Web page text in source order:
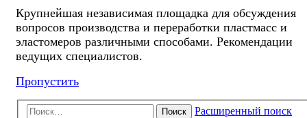
Крупнейшая независимая площадка для обсуждения
вопросов производства и переработки пластмасс и
эластомеров различными способами. Рекомендации
ведущих специалистов.
Пропустить
Поиск Расширенный поиск